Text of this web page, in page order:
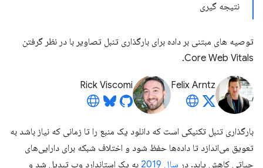
نتیجه گیری
توصیه های مبتنی بر داده برای بارگذاری تنبل تصاویر با در نظر گرفتن
Core Web Vitals.
Felix Arntz
Rick Viscomi
بارگذاری تنبل تکنیکی است که دانلود یک منبع را تا زمانی که نیاز باشد به
تعویق می‌اندازد تا داده‌ها حفظ شود و اختلاف شبکه برای دارایی‌های
حیاتی کاهش یابد. در سال 2019
به یک استاندارد وب تبدیل شد و